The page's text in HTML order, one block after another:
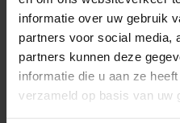
informatie over uw gebruik
partners voor social media,
partners kunnen deze
informatie die u aan ze
verzameld op basis van uw
draaibaar en 90°
hoge kleurweergave
zijn voorzien van Philips
een verwachte
branduren. De serie is